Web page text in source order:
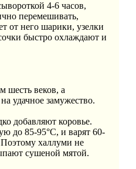
4-6 часов,
перемешивать,
от него шарики, узелки
быстро охлаждают и
шесть веков, а
удачное замужество.
добавляют коровье.
до 85-95°C, и варят 60-
Поэтому халлуми не
сушеной мятой.